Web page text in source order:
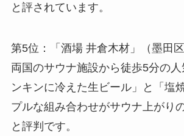
と評されています。
第5位：「酒場 井倉木材」（墨田区
両国のサウナ施設から徒歩5分の
ンキンに冷えた生ビール」と「塩
プルな組み合わせがサウナ上がり
と評判です。